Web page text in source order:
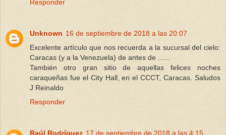
Responder
Unknown 16 de septiembre de 2018 a las 20:07
Excelente artículo que nos recuerda a la sucursal del cielo:
Caracas (y a la Venezuela) de antes de ......
También otro gran sitio de aquellas felices noches
caraqueñas fue el City Hall, en el CCCT, Caracas. Saludos
J Reinaldo
Responder
Raúl Rodríguez 17 de septiembre de 2018 a las 4:15